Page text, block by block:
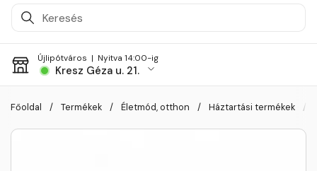
Újlipótváros | Nyitva 14:00-ig
Kresz Géza u. 21.
Főoldal / Termékek / Életmód, otthon / Háztartási termékek /